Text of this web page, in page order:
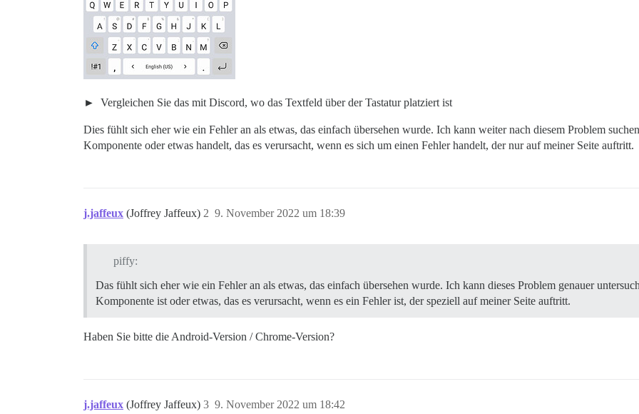
Vergleichen Sie das mit Discord, wo das Textfeld über der Tastatur platziert ist
Dies fühlt sich eher wie ein Fehler an als etwas, das einfach übersehen wurde. Ich kann weiter nach diesem Problem
Komponente oder etwas handelt, das es verursacht, wenn es sich um einen Fehler handelt, der nur auf meiner Seite auftritt.
j.jaffeux (Joffrey Jaffeux) 9. November 2022 um 18:39
2
piffy:
Das fühlt sich eher wie ein Fehler an als etwas, das einfach übersehen wurde. Ich kann dieses Problem genauer
Komponente ist oder etwas, das es verursacht, wenn es ein Fehler ist, der speziell auf meiner Seite auftritt.
Haben Sie bitte die Android-Version / Chrome-Version?
j.jaffeux (Joffrey Jaffeux) 9. November 2022 um 18:42
3